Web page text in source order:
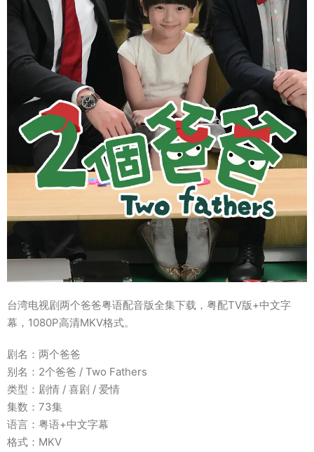
台湾电视剧两个爸爸粤语配音版全集下载，粤配TV版+中文字
幕，1080P高清MKV格式。
剧名：两个爸爸
别名：2个爸爸 / Two Fathers
类型：剧情 / 喜剧 / 爱情
集数：73集
语言：粤语+中文字幕
格式：MKV